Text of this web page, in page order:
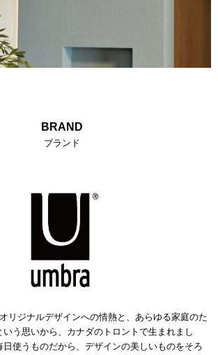
BRAND
ブランド
リジナルデザインへの情熱と、あらゆる家庭のた
う思いから、カナダのトロントで生まれまし
日使うものだから、デザインの美しいものをそろ